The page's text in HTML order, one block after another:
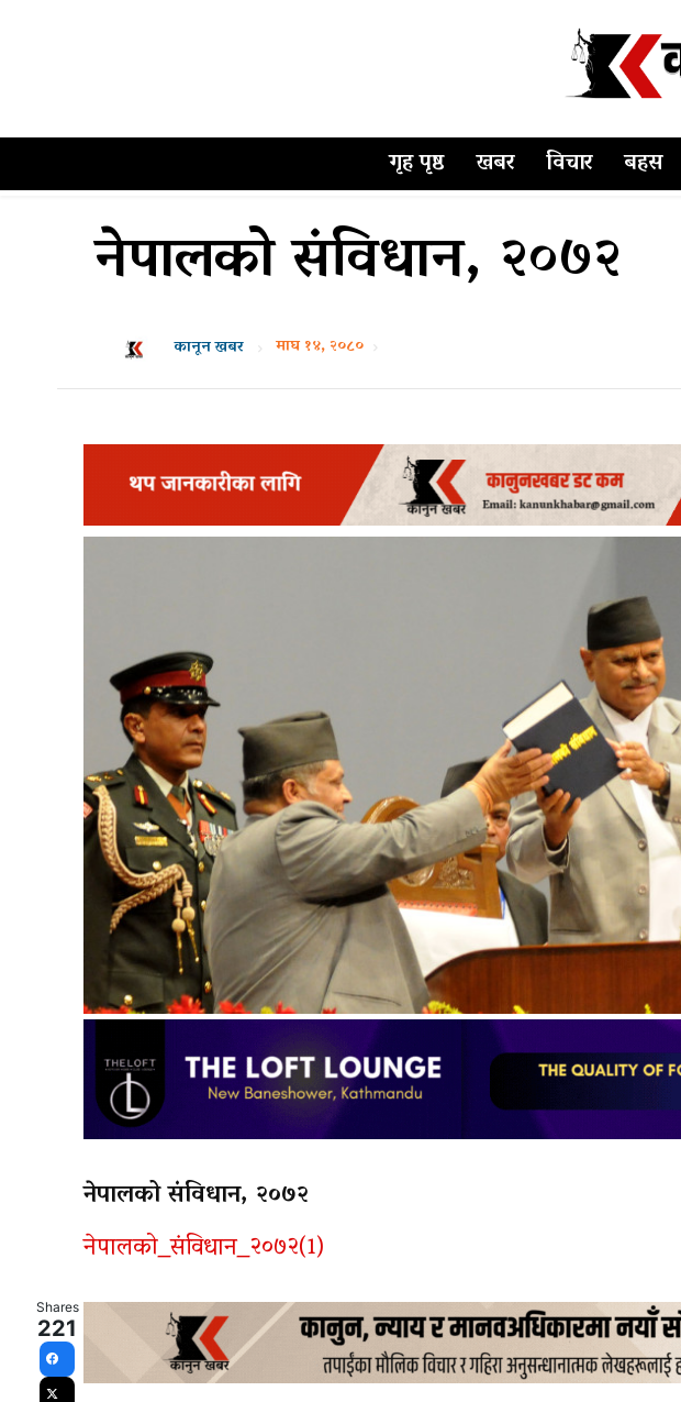
गृह पृष्ठ खबर विचार बहस
नेपालको संविधान, २०७२
कानून खबर माघ १४, २०८०
नेपालको संविधान, २०७२
नेपालको_संविधान_२०७२(1)
Shares
221
Facebook